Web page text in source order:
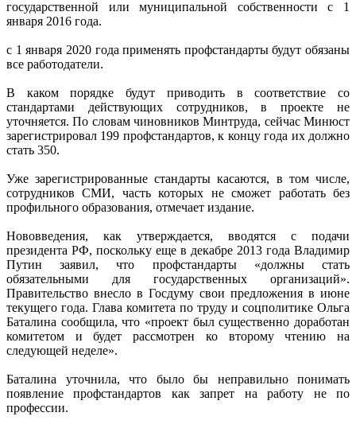
государственной или муниципальной собственности с 1
января 2016 года.
с 1 января 2020 года применять профстандарты будут обязаны
все работодатели.
В каком порядке будут приводить в соответствие со
стандартами действующих сотрудников, в проекте не
уточняется. По словам чиновников Минтруда, сейчас Минюст
зарегистрировал 199 профстандартов, к концу года их должно
стать 350.
Уже зарегистрированные стандарты касаются, в том числе,
сотрудников СМИ, часть которых не сможет работать без
профильного образования, отмечает издание.
Нововведения, как утверждается, вводятся с подачи
президента РФ, поскольку еще в декабре 2013 года Владимир
Путин заявил, что профстандарты «должны стать
обязательными для государственных организаций».
Правительство внесло в Госдуму свои предложения в июне
текущего года. Глава комитета по труду и соцполитике Ольга
Баталина сообщила, что «проект был существенно доработан
комитетом и будет рассмотрен ко второму чтению на
следующей неделе».
Баталина уточнила, что было бы неправильно понимать
появление профстандартов как запрет на работу не по
профессии.